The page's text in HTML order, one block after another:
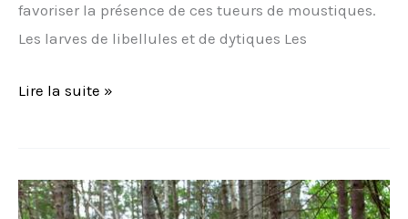
favoriser la présence de ces tueurs de moustiques.
Les larves de libellules et de dytiques Les
Lire la suite »
Quels